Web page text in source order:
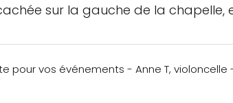
sur la gauche de la chapelle,
pour vos événements - Anne T, violoncelle